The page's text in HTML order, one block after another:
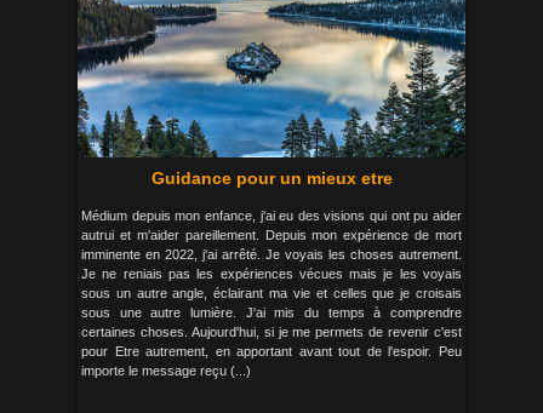
Guidance pour un mieux etre
Médium depuis mon enfance, j'ai eu des visions qui ont pu aider
autrui et m'aider pareillement. Depuis mon expérience de mort
imminente en 2022, j'ai arrêté. Je voyais les choses autrement.
Je ne reniais pas les expériences vécues mais je les voyais
sous un autre angle, éclairant ma vie et celles que je croisais
sous une autre lumière. J'ai mis du temps à comprendre
certaines choses. Aujourd'hui, si je me permets de revenir c'est
pour Etre autrement, en apportant avant tout de l'espoir. Peu
importe le message reçu (...)